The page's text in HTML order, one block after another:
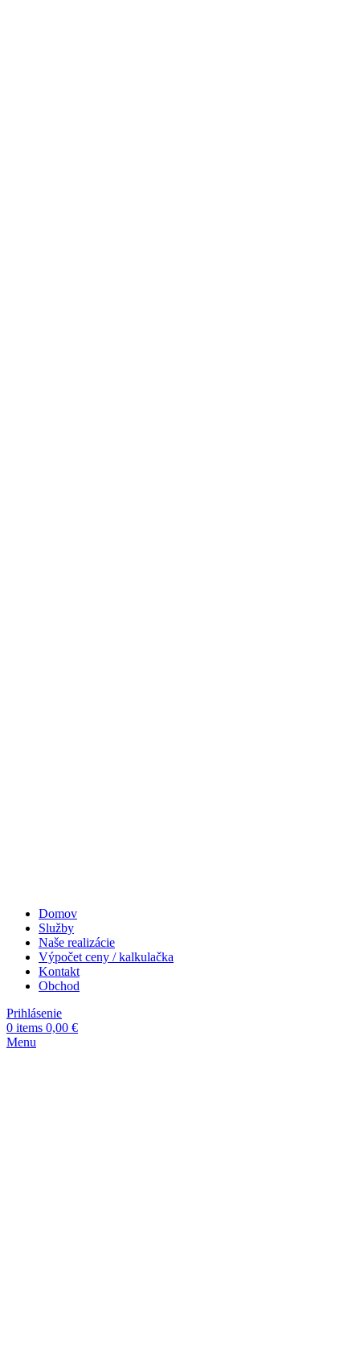
Domov
Služby
Naše realizácie
Výpočet ceny / kalkulačka
Kontakt
Obchod
Prihlásenie
0 items 0,00 €
Menu